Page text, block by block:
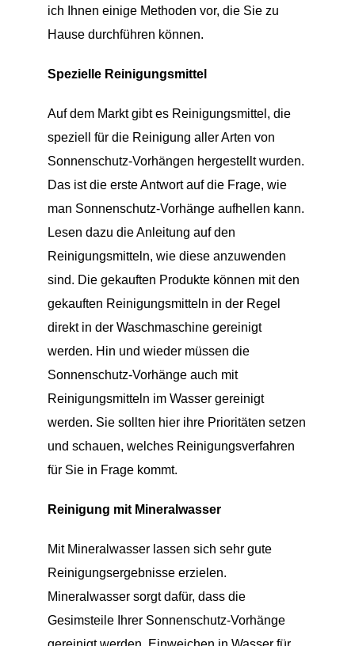
ich Ihnen einige Methoden vor, die Sie zu
Hause durchführen können.
Spezielle Reinigungsmittel
Auf dem Markt gibt es Reinigungsmittel, die
speziell für die Reinigung aller Arten von
Sonnenschutz-Vorhängen hergestellt wurden.
Das ist die erste Antwort auf die Frage, wie
man Sonnenschutz-Vorhänge aufhellen kann.
Lesen dazu die Anleitung auf den
Reinigungsmitteln, wie diese anzuwenden
sind. Die gekauften Produkte können mit den
gekauften Reinigungsmitteln in der Regel
direkt in der Waschmaschine gereinigt
werden. Hin und wieder müssen die
Sonnenschutz-Vorhänge auch mit
Reinigungsmitteln im Wasser gereinigt
werden. Sie sollten hier ihre Prioritäten setzen
und schauen, welches Reinigungsverfahren
für Sie in Frage kommt.
Reinigung mit Mineralwasser
Mit Mineralwasser lassen sich sehr gute
Reinigungsergebnisse erzielen.
Mineralwasser sorgt dafür, dass die
Gesimsteile Ihrer Sonnenschutz-Vorhänge